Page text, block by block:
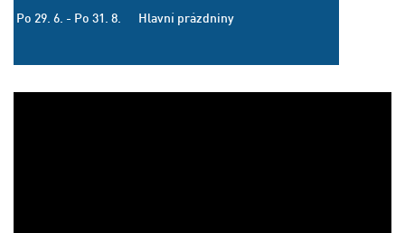
Po 29. 6. - Po 31. 8. Hlavní prázdniny